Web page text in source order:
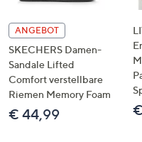
ANGEBOT
SKECHERS Damen-
Sandale Lifted
Comfort verstellbare
Riemen Memory Foam
€ 44,99